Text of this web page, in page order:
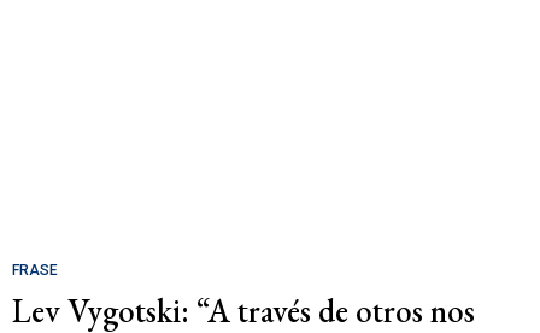
FRASE
Lev Vygotski: “A través de otros nos